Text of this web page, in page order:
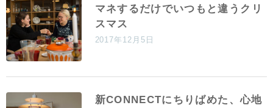
マネするだけでいつもと違うクリ
スマス
2017年12月5日
新CONNECTにちりばめた、心地